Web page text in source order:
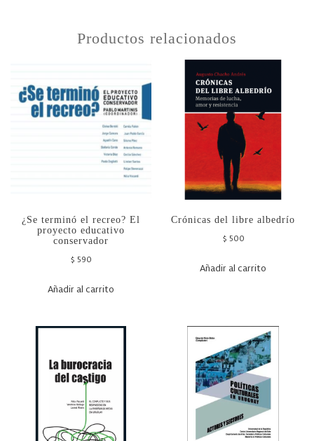
Productos relacionados
¿Se terminó el recreo? El
proyecto educativo
conservador
$ 590
Añadir al carrito
Crónicas del libre albedrío
$ 500
Añadir al carrito